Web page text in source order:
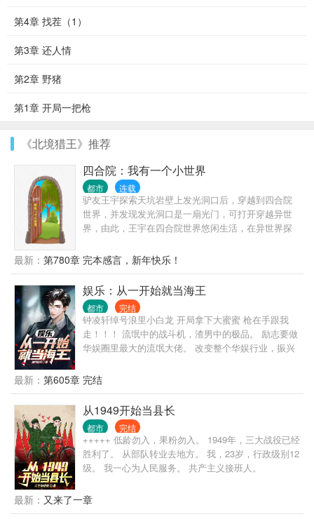
第4章 找茬（1）
第3章 还人情
第2章 野猪
第1章 开局一把枪
《北境猎王》推荐
四合院：我有一个小世界
都市 连载
驴友王宇探索天坑岩壁上发光洞口后，穿越到四合院
世界，并发现发光洞口是一扇光门，可打开穿越异世
界，由此，王宇在四合院世界悠闲生活，在异世界探
最新： 第780章 完本感言，新年快乐！
娱乐：从一开始就当海王
都市 完结
钟凌轩绰号浪里小白龙 开局拿下大蜜蜜 枪在手跟我
走！！！ 流氓中的战斗机，渣男中的极品。 励志要做
华娱圈里最大的流氓大佬。 改变整个华娱行业，振兴
许情，李晓冉，李沁，唐妍，刘师师，曾丽，高媛
媛....等。
最新： 第605章 完结
从1949开始当县长
都市 完结
+++++ 低龄勿入，果粉勿入。 1949年，三大战役已经
胜利了。 从部队转业去地方。 我，23岁，行政级别12
级。 我一心为人民服务。 共产主义接班人。
最新： 又来了一章